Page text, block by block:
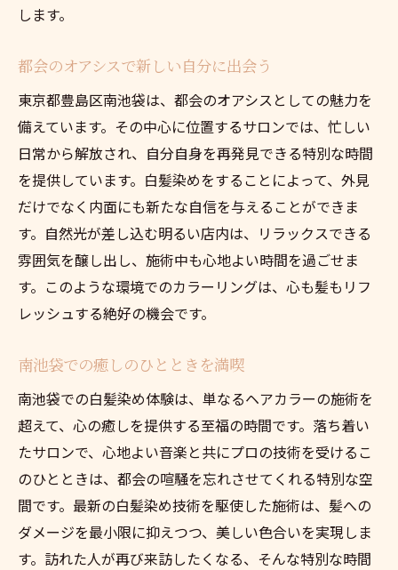
します。
都会のオアシスで新しい自分に出会う
東京都豊島区南池袋は、都会のオアシスとしての魅力を
備えています。その中心に位置するサロンでは、忙しい
日常から解放され、自分自身を再発見できる特別な時間
を提供しています。白髪染めをすることによって、外見
だけでなく内面にも新たな自信を与えることができま
す。自然光が差し込む明るい店内は、リラックスできる
雰囲気を醸し出し、施術中も心地よい時間を過ごせま
す。このような環境でのカラーリングは、心も髪もリフ
レッシュする絶好の機会です。
南池袋での癒しのひとときを満喫
南池袋での白髪染め体験は、単なるヘアカラーの施術を
超えて、心の癒しを提供する至福の時間です。落ち着い
たサロンで、心地よい音楽と共にプロの技術を受けるこ
のひとときは、都会の喧騒を忘れさせてくれる特別な空
間です。最新の白髪染め技術を駆使した施術は、髪への
ダメージを最小限に抑えつつ、美しい色合いを実現しま
す。訪れた人が再び来訪したくなる、そんな特別な時間